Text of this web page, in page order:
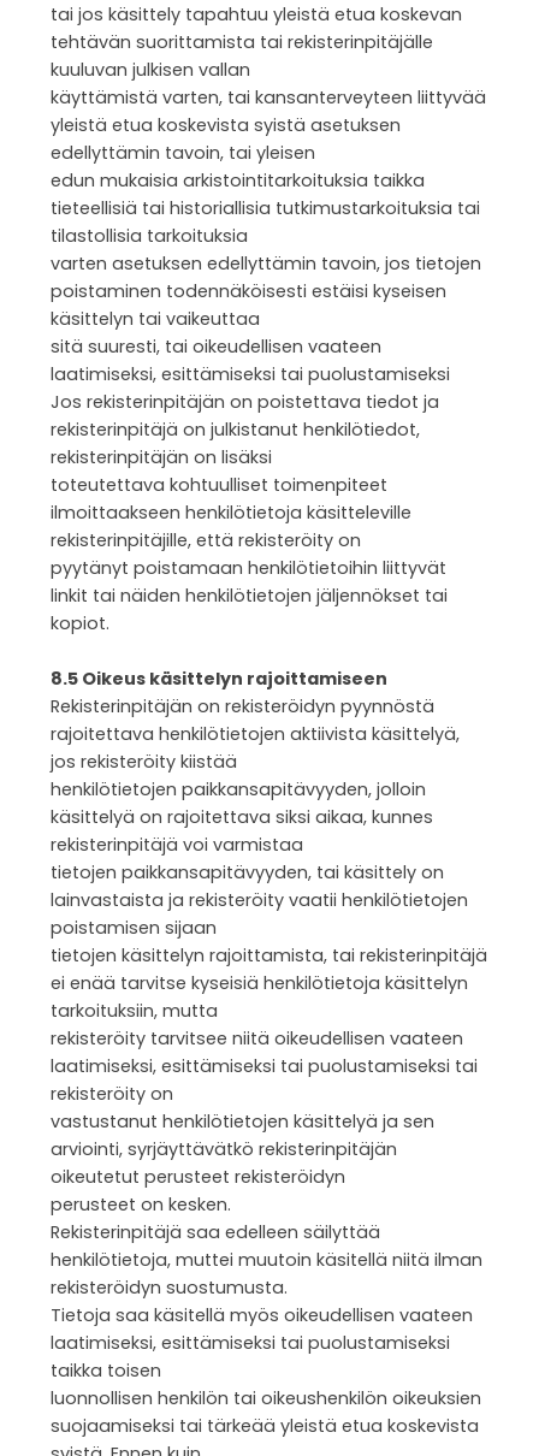
tai jos käsittely tapahtuu yleistä etua koskevan
tehtävän suorittamista tai rekisterinpitäjälle
kuuluvan julkisen vallan
käyttämistä varten, tai kansanterveyteen liittyvää
yleistä etua koskevista syistä asetuksen
edellyttämin tavoin, tai yleisen
edun mukaisia arkistointitarkoituksia taikka
tieteellisiä tai historiallisia tutkimustarkoituksia tai
tilastollisia tarkoituksia
varten asetuksen edellyttämin tavoin, jos tietojen
poistaminen todennäköisesti estäisi kyseisen
käsittelyn tai vaikeuttaa
sitä suuresti, tai oikeudellisen vaateen
laatimiseksi, esittämiseksi tai puolustamiseksi
Jos rekisterinpitäjän on poistettava tiedot ja
rekisterinpitäjä on julkistanut henkilötiedot,
rekisterinpitäjän on lisäksi
toteutettava kohtuulliset toimenpiteet
ilmoittaakseen henkilötietoja käsitteleville
rekisterinpitäjille, että rekisteröity on
pyytänyt poistamaan henkilötietoihin liittyvät
linkit tai näiden henkilötietojen jäljennökset tai
kopiot.
8.5 Oikeus käsittelyn rajoittamiseen
Rekisterinpitäjän on rekisteröidyn pyynnöstä
rajoitettava henkilötietojen aktiivista käsittelyä,
jos rekisteröity kiistää
henkilötietojen paikkansapitävyyden, jolloin
käsittelyä on rajoitettava siksi aikaa, kunnes
rekisterinpitäjä voi varmistaa
tietojen paikkansapitävyyden, tai käsittely on
lainvastaista ja rekisteröity vaatii henkilötietojen
poistamisen sijaan
tietojen käsittelyn rajoittamista, tai rekisterinpitäjä
ei enää tarvitse kyseisiä henkilötietoja käsittelyn
tarkoituksiin, mutta
rekisteröity tarvitsee niitä oikeudellisen vaateen
laatimiseksi, esittämiseksi tai puolustamiseksi tai
rekisteröity on
vastustanut henkilötietojen käsittelyä ja sen
arviointi, syrjäyttävätkö rekisterinpitäjän
oikeutetut perusteet rekisteröidyn
perusteet on kesken.
Rekisterinpitäjä saa edelleen säilyttää
henkilötietoja, muttei muutoin käsitellä niitä ilman
rekisteröidyn suostumusta.
Tietoja saa käsitellä myös oikeudellisen vaateen
laatimiseksi, esittämiseksi tai puolustamiseksi
taikka toisen
luonnollisen henkilön tai oikeushenkilön oikeuksien
suojaamiseksi tai tärkeää yleistä etua koskevista